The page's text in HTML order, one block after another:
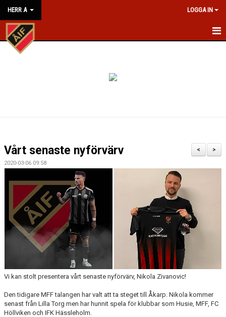
HERR A LOGGA IN
HEM
BILDGALLERI
KONTAKT
>
<
Vårt senaste nyförvärv
2020-03-06 09:58
Vi kan stolt presentera vårt senaste nyförvärv, Nikola Zivanovic!
Den tidigare MFF talangen har valt att ta steget till Åkarp. Nikola kommer
senast från Lilla Torg men har hunnit spela för klubbar som Husie, MFF, FC
Höllviken och IFK Hässleholm.